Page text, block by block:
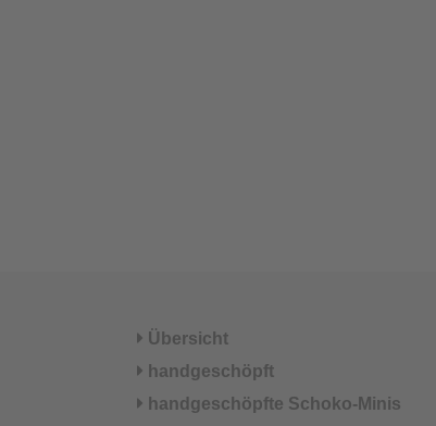
Übersicht
handgeschöpft
handgeschöpfte Schoko-Minis